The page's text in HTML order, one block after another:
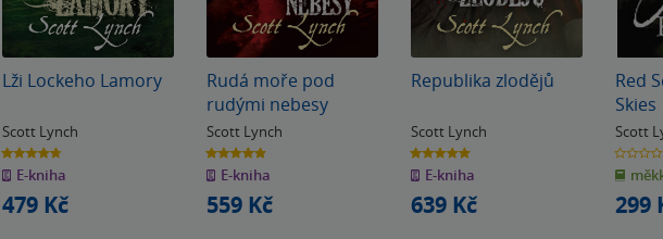
Lži Lockeho Lamory
Scott Lynch
4.7
z
5
hvězdiček
E-kniha
479 Kč
Rudá moře pod
rudými nebesy
Scott Lynch
4.9
z
5
hvězdiček
E-kniha
559 Kč
Republika zlodějů
Scott Lynch
5.0
z
5
hvězdiček
E-kniha
639 Kč
Red
Skies
Scott
0.0
z
5
hvězdiček
299